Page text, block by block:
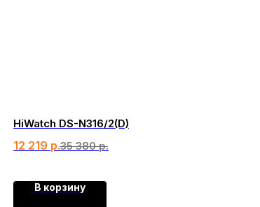
HiWatch DS-N316/2(D)
12 219 р.35 380 р.
В корзину